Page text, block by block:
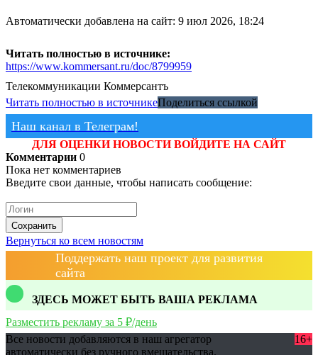
Автоматически добавлена на сайт: 9 июл 2026, 18:24
Читать полностью в источнике:
https://www.kommersant.ru/doc/8799959
Телекоммуникации Коммерсантъ
Читать полностью в источникеПоделиться ссылкой
Наш канал в Телеграм!
ДЛЯ ОЦЕНКИ НОВОСТИ ВОЙДИТЕ НА САЙТ
Комментарии 0
Пока нет комментариев
Введите свои данные, чтобы написать сообщение:
Сохранить
Вернуться ко всем новостям
Поддержать наш проект для развития
сайта
ЗДЕСЬ МОЖЕТ БЫТЬ ВАША РЕКЛАМА
Разместить рекламу за 5 ₽/день
Все новости добавляются в наш агрегатор
автоматически без ручного вмешательства.
16+